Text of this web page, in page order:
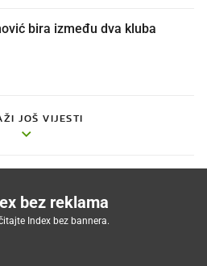
bira između dva kluba
JOŠ VIJESTI
bez reklama
Index bez bannera.